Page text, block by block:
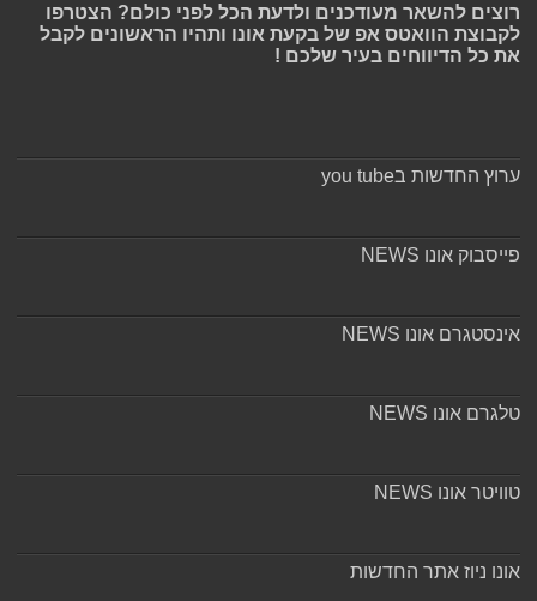
רוצים להשאר מעודכנים ולדעת הכל לפני כולם? הצטרפו
לקבוצת הוואטס אפ של בקעת אונו ותהיו הראשונים לקבל
את כל הדיווחים בעיר שלכם !
ערוץ החדשות בyou tube
פייסבוק אונו NEWS
אינסטגרם אונו NEWS
טלגרם אונו NEWS
טוויטר אונו NEWS
אונו ניוז אתר החדשות